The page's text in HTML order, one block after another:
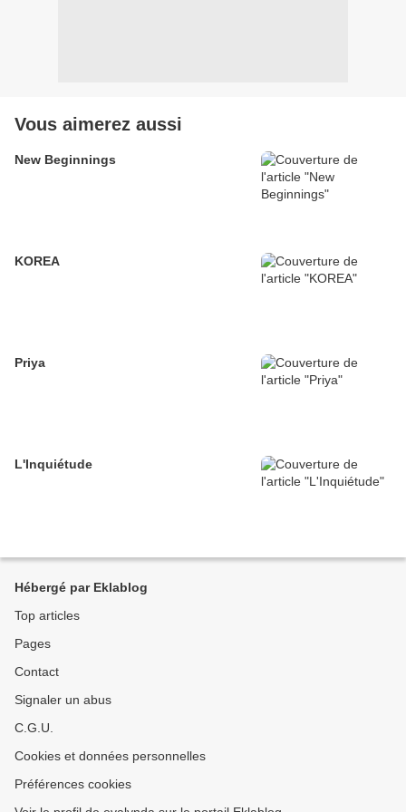
Vous aimerez aussi
New Beginnings
KOREA
Priya
L'Inquiétude
Hébergé par Eklablog
Top articles
Pages
Contact
Signaler un abus
C.G.U.
Cookies et données personnelles
Préférences cookies